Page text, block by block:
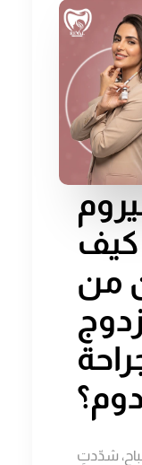
كيف
من
شدّدتِ